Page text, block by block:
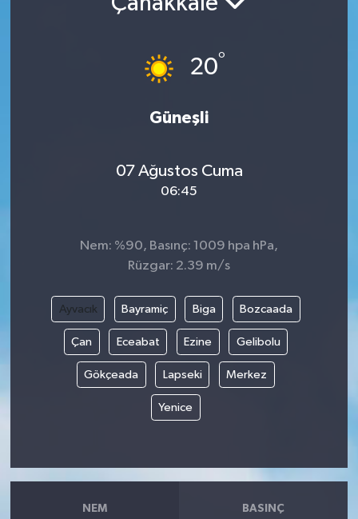
20°
Güneşli
07 Ağustos Cuma
06:45
Nem: %90, Basınç: 1009 hpa hPa,
Rüzgar: 2.39 m/s
Ayvacık Bayramiç Biga Bozcaada
Çan Eceabat Ezine Gelibolu
Gökçeada Lapseki Merkez
Yenice
NEM BASINÇ